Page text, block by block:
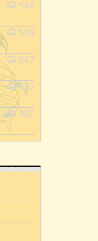
548
559
847
631
487